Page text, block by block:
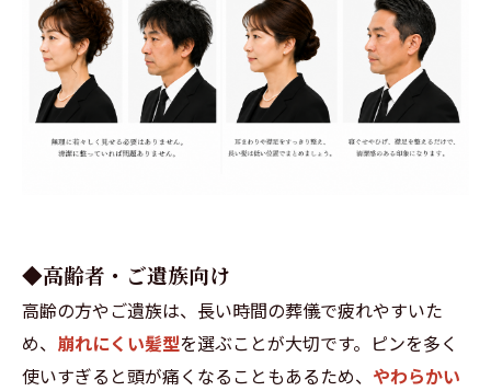
◆高齢者・ご遺族向け
高齢の方やご遺族は、長い時間の葬儀で疲れやすいた
め、 崩れにくい髪型を選ぶことが大切です。ピンを多く
使いすぎると頭が痛くなることもあるため、 やわらかい